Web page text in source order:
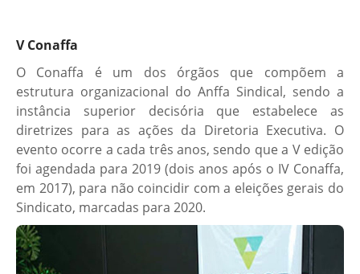
V Conaffa
O Conaffa é um dos órgãos que compõem a
estrutura organizacional do Anffa Sindical, sendo a
instância superior decisória que estabelece as
diretrizes para as ações da Diretoria Executiva. O
evento ocorre a cada três anos, sendo que a V edição
foi agendada para 2019 (dois anos após o IV Conaffa,
em 2017), para não coincidir com a eleições gerais do
Sindicato, marcadas para 2020.